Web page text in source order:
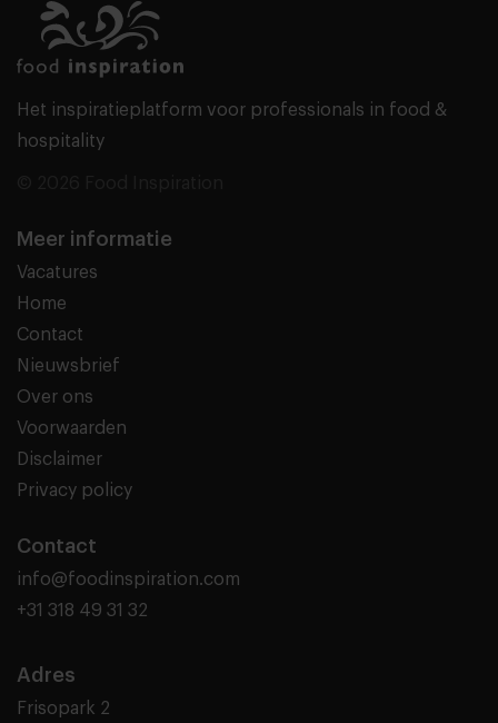
Het inspiratieplatform voor professionals in food &
hospitality
Meer informatie
Vacatures
Home
Contact
Nieuwsbrief
Over ons
Voorwaarden
Disclaimer
Privacy policy
Contact
info@foodinspiration.com
+31 318 49 31 32
Adres
Frisopark 2